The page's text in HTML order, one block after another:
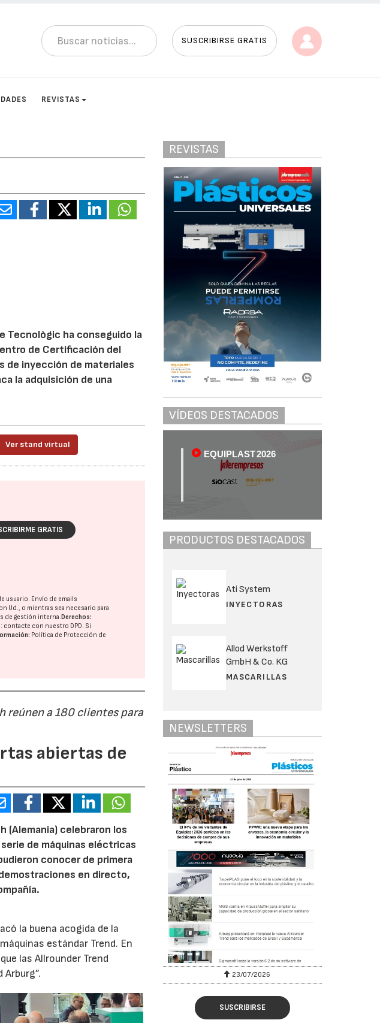
SUSCRIBIRSE GRATIS
REVISTAS
Tecnològic ha conseguido la
de Certificación del
de inyección de materiales
la adquisición de una
Ver stand virtual
GRATIS
usuario. Envío de emails
Ud., o mientras sea necesario para
de gestión interna.Derechos:
contacte con nuestro DPD. Si
Política de Protección de
reúnen a 180 clientes para
abiertas de
(Alemania) celebraron los
de máquinas eléctricas
conocer de primera
en directo,
la buena acogida de la
estándar Trend. En
las Allrounder Trend
REVISTAS
VÍDEOS DESTACADOS
EQUIPLAST 2026
PRODUCTOS DESTACADOS
Ati System
INYECTORAS
Allod Werkstoff
GmbH & Co. KG
MASCARILLAS
NEWSLETTERS
23/07/2026
SUSCRIBIRSE